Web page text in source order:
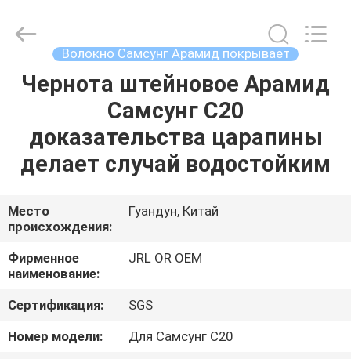
ДОМ
ТОВАРЫ
ВИДЕО
VR-
ШОУ
О
НАС
Technology
Волокно Самсунг Арамид покрывает
Чернота штейновое Арамид
Самсунг С20
доказательства царапины
делает случай водостойким
Место
происхождения:
Гуандун, Китай
Фирменное
наименование:
JRL OR OEM
Сертификация:
SGS
Номер модели:
Для Самсунг С20